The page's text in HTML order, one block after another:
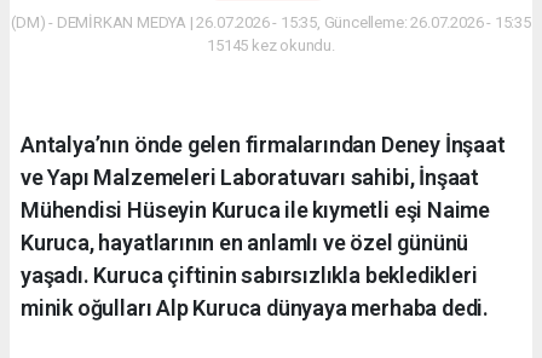
(DM) - DEMİRKAN MEDYA | 26.07.2026 - 15:35, Güncelleme: 26.07.2026 - 15:35
15145 kez okundu.
Antalya’nın önde gelen firmalarından Deney İnşaat
ve Yapı Malzemeleri Laboratuvarı sahibi, İnşaat
Mühendisi Hüseyin Kuruca ile kıymetli eşi Naime
Kuruca, hayatlarının en anlamlı ve özel gününü
yaşadı. Kuruca çiftinin sabırsızlıkla bekledikleri
minik oğulları Alp Kuruca dünyaya merhaba dedi.